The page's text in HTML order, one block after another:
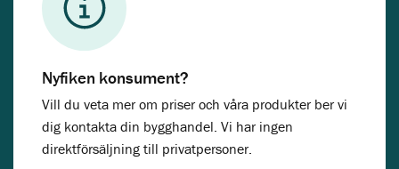
Nyfiken konsument?
Vill du veta mer om priser och våra produkter ber vi
dig kontakta din bygghandel. Vi har ingen
direktförsäljning till privatpersoner.